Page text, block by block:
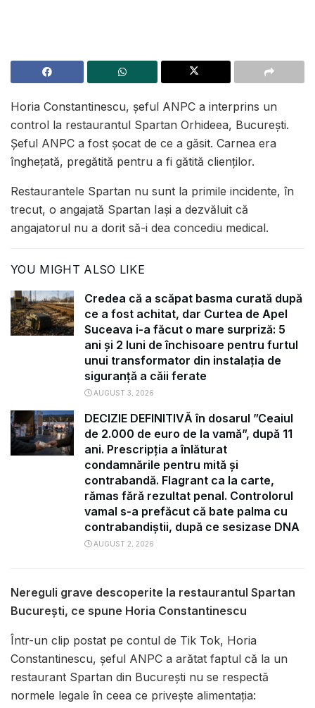
Horia Constantinescu, șeful ANPC a interprins un
control la restaurantul Spartan Orhideea, București.
Șeful ANPC a fost șocat de ce a găsit. Carnea era
îngheţată, pregătită pentru a fi gătită clienților.
Restaurantele Spartan nu sunt la primile incidente, în
trecut, o angajată Spartan Iași a dezvăluit că
angajatorul nu a dorit să-i dea concediu medical.
YOU MIGHT ALSO LIKE
Credea că a scăpat basma curată după
ce a fost achitat, dar Curtea de Apel
Suceava i-a făcut o mare surpriză: 5
ani și 2 luni de închisoare pentru furtul
unui transformator din instalația de
siguranță a căii ferate
AUGUST 3, 2026
DECIZIE DEFINITIVĂ în dosarul ”Ceaiul
de 2.000 de euro de la vamă”, după 11
ani. Prescripția a înlăturat
condamnările pentru mită și
contrabandă. Flagrant ca la carte,
rămas fără rezultat penal. Controlorul
vamal s-a prefăcut că bate palma cu
contrabandiștii, după ce sesizase DNA
AUGUST 2, 2026
Nereguli grave descoperite la restaurantul Spartan
București, ce spune Horia Constantinescu
Într-un clip postat pe contul de Tik Tok, Horia
Constantinescu, șeful ANPC a arătat faptul că la un
restaurant Spartan din București nu se respectă
normele legale în ceea ce privește alimentația: